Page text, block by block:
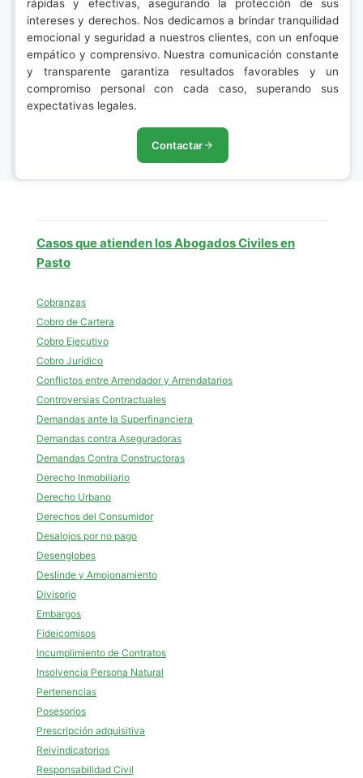
rápidas y efectivas, asegurando la protección de sus
intereses y derechos. Nos dedicamos a brindar tranquilidad
emocional y seguridad a nuestros clientes, con un enfoque
empático y comprensivo. Nuestra comunicación constante
y transparente garantiza resultados favorables y un
compromiso personal con cada caso, superando sus
expectativas legales.
Contactar
Casos que atienden los Abogados Civiles en
Pasto
Cobranzas
Cobro de Cartera
Cobro Ejecutivo
Cobro Jurídico
Conflictos entre Arrendador y Arrendatarios
Controversias Contractuales
Demandas ante la Superfinanciera
Demandas contra Aseguradoras
Demandas Contra Constructoras
Derecho Inmobiliario
Derecho Urbano
Derechos del Consumidor
Desalojos por no pago
Desenglobes
Deslinde y Amojonamiento
Divisorio
Embargos
Fideicomisos
Incumplimiento de Contratos
Insolvencia Persona Natural
Pertenencias
Posesorios
Prescripción adquisitiva
Reivindicatorios
Responsabilidad Civil